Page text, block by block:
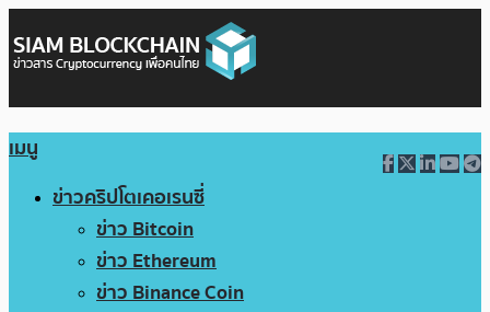
เมนู
ข่าวคริปโตเคอเรนซี่
ข่าว Bitcoin
ข่าว Ethereum
ข่าว Binance Coin